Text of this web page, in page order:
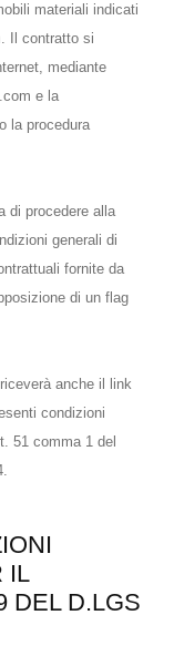
materiali indicati
Il contratto si
mediante
e la
la procedura
di procedere alla
generali di
fornite da
di un flag
anche il link
condizioni
51 comma 1 del
IL
DEL D.LGS